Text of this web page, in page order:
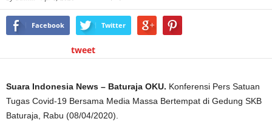
Facebook Twitter
tweet
Suara Indonesia News – Baturaja OKU. Konferensi Pers Satuan
Tugas Covid-19 Bersama Media Massa Bertempat di Gedung SKB
Baturaja, Rabu (08/04/2020).